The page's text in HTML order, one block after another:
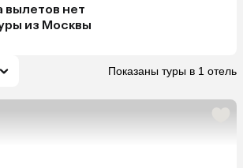
вылетов нет
из Москвы
Показаны туры в 1 отель